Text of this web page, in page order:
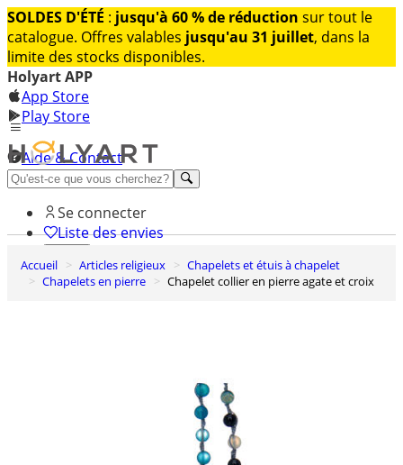
SOLDES D'ÉTÉ : jusqu'à 60 % de réduction sur tout le
catalogue. Offres valables jusqu'au 31 juillet, dans la
limite des stocks disponibles.
Holyart APP
App Store
Play Store
Aide & Contact
Découvrez Premium
Se connecter
Liste des envies
0
Panier
Accueil Articles religieux
Chapelets et étuis à chapelet
Chapelets en pierre
Chapelet collier en pierre agate et croix